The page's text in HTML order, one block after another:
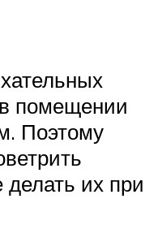
помещении
Поэтому
их при